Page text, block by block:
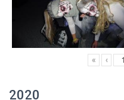
« ‹
2020